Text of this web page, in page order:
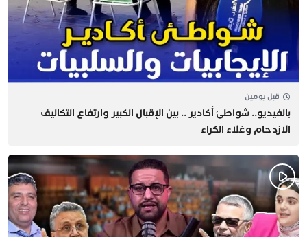
قبل يومين
بالفيديو.. شواطئ أكادير .. بين الإقبال الكبير وارتفاع التكاليف
الازدحام وغلاء الكراء